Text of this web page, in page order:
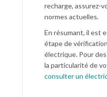
recharge, assurez-
normes actuelles.
En résumant, il est
étape de
électrique. Pour
la particularité de
consulter un